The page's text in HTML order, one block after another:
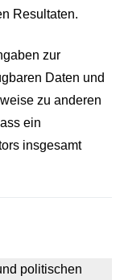
Resultaten.
zur
Daten und
zu anderen
ein
insgesamt
politischen